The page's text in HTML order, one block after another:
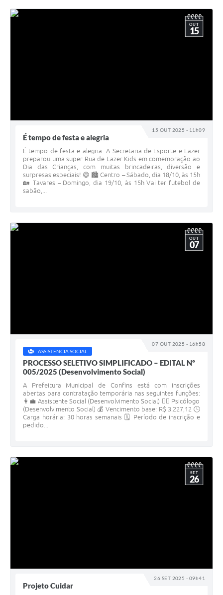
15 OUT 2025 - 11h09
OUT
15
É tempo de festa e alegria
É tempo de festa e alegria A Secretaria de Esporte e Lazer
preparou uma super Rua de Lazer Kids em comemoração ao
Dia das Crianças, com muitas brincadeiras, diversão e
surpresas especiais! 😄 🏙️ Centro – Sábado, dia 18/10, às 15h
🏡 Tavares – Domingo, dia 19/10, às 15h Vai ter futebol de
sabão,...
07 OUT 2025 - 16h58
OUT
07
ASSISTÊNCIA SOCIAL
PROCESSO SELETIVO SIMPLIFICADO – EDITAL Nº
005/2025 (Desenvolvimento Social)
A Prefeitura Municipal de Confins está com inscrições
abertas para contratação temporária nas seguintes funções:
👩‍💼 Assistente Social (Desenvolvimento Social) 👨‍⚕️ Psicólogo
(Desenvolvimento Social) 💰 Vencimento base: R$ 3.227,12 🕒
Carga horária: 30 horas semanais 🗓️ Período de inscrição e
pedido...
26 SET 2025 - 09h41
SET
26
Projeto Cuidar